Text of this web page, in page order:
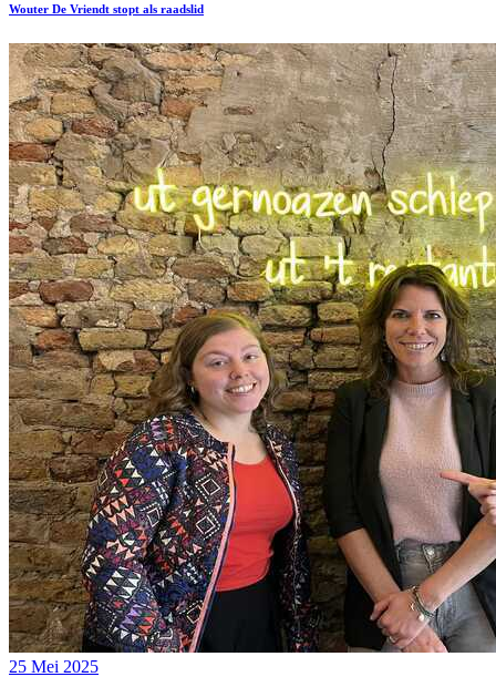
Wouter De Vriendt stopt als raadslid
25 Mei 2025